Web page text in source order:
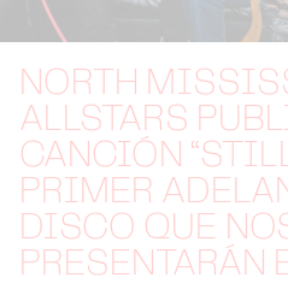
NORTH
ALLSTARS
CANCIÓN
PRIMER
DISCO QUE
PRESENTARÁN